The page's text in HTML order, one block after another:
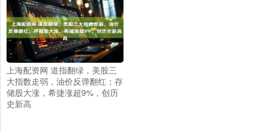
上海配资网 道指翻绿，美股三
大指数走弱，油价反弹翻红；存
储股大涨，希捷涨超9%，创历
史新高